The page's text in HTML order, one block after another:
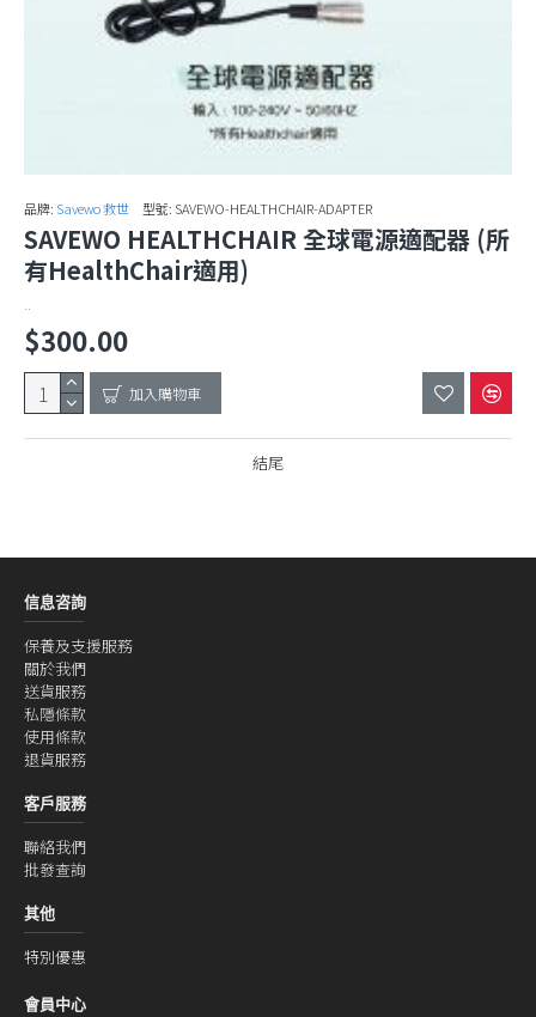
品牌: Savewo 救世 型號: SAVEWO-HEALTHCHAIR-ADAPTER
SAVEWO HEALTHCHAIR 全球電源適配器 (所
有HealthChair適用)
..
$300.00
加入購物車
結尾
信息咨詢
保養及支援服務
關於我們
送貨服務
私隱條款
使用條款
退貨服務
客戶服務
聯絡我們
批發查詢
其他
特別優惠
會員中心